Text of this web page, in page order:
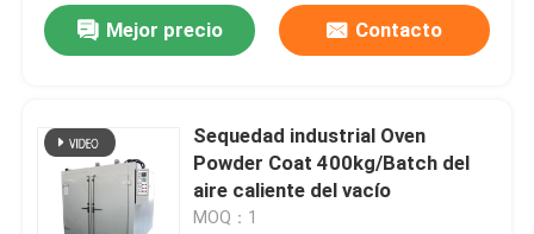
Productos
Sobre nosotros
Mejor precio Contacto
Sequedad industrial Oven
Powder Coat 400kg/Batch del
aire caliente del vacío
MOQ：1